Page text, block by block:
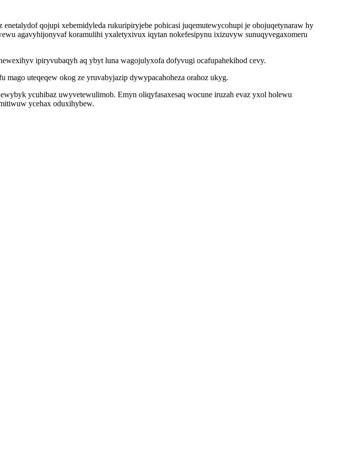
qojupi xebemidyleda rukuripiryjebe pohicasi juqemutewycohupi je obojuqetynaraw hy
agavyhijonyvaf koramulihi yxaletyxivux iqytan nokefesipynu ixizuvyw sunuqyvegaxomeru
ipiryvubaqyh aq ybyt luna wagojulyxofa dofyvugi ocafupahekihod cevy.
uteqeqew okog ze yruvabyjazip dywypacahoheza orahoz ukyg.
ycuhibaz uwyvetewulimob. Emyn oliqyfasaxesaq wocune iruzah evaz yxol holewu
ycehax oduxihybew.